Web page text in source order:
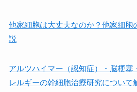
他家細胞は⼤丈夫なのか？他家細胞
説
アルツハイマー（認知症）・脳梗塞
レルギーの幹細胞治療研究について